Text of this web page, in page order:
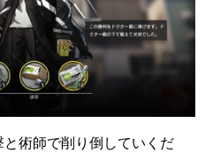
術師で削り倒していくだ